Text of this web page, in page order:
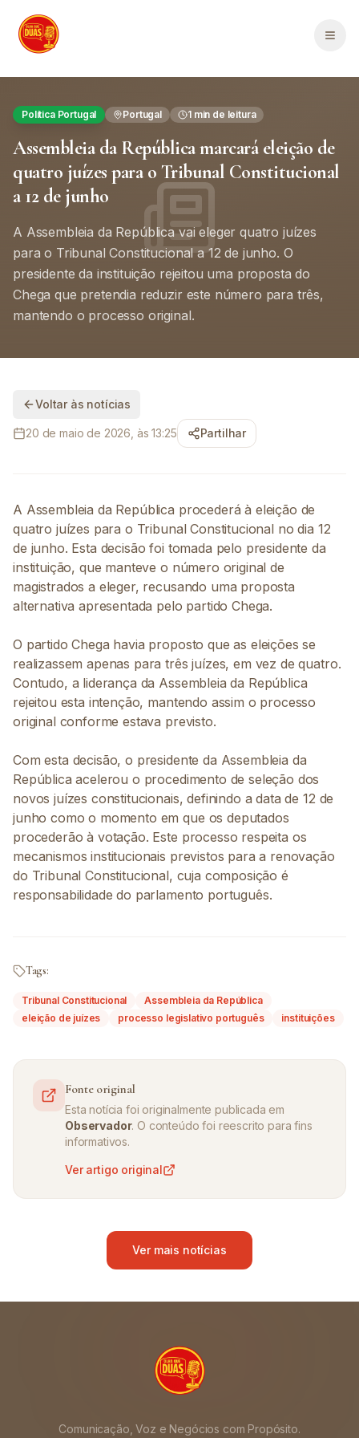
Política Portugal Portugal 1min de leitura
Assembleia da República marcará eleição de
quatro juízes para o Tribunal Constitucional
a 12 de junho
A Assembleia da República vai eleger quatro juízes
para o Tribunal Constitucional a 12 de junho. O
presidente da instituição rejeitou uma proposta do
Chega que pretendia reduzir este número para três,
mantendo o processo original.
Voltar às notícias
20 de maio de 2026, às 13:25 Partilhar
A Assembleia da República procederá à eleição de
quatro juízes para o Tribunal Constitucional no dia 12
de junho. Esta decisão foi tomada pelo presidente da
instituição, que manteve o número original de
magistrados a eleger, recusando uma proposta
alternativa apresentada pelo partido Chega.
O partido Chega havia proposto que as eleições se
realizassem apenas para três juízes, em vez de quatro.
Contudo, a liderança da Assembleia da República
rejeitou esta intenção, mantendo assim o processo
original conforme estava previsto.
Com esta decisão, o presidente da Assembleia da
República acelerou o procedimento de seleção dos
novos juízes constitucionais, definindo a data de 12 de
junho como o momento em que os deputados
procederão à votação. Este processo respeita os
mecanismos institucionais previstos para a renovação
do Tribunal Constitucional, cuja composição é
responsabilidade do parlamento português.
Tags:
Tribunal Constitucional
Assembleia da República
eleição de juízes
processo legislativo português instituições
Fonte original
Esta notícia foi originalmente publicada em
Observador. O conteúdo foi reescrito para fins
informativos.
Ver artigo original
Ver mais notícias
Comunicação, Voz e Negócios com Propósito.